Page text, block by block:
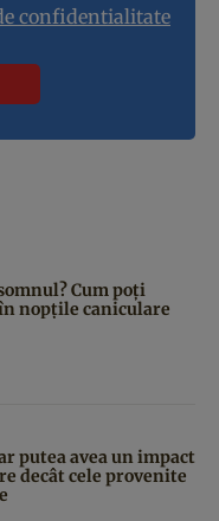
confidentialitate
Cum poți
nopțile caniculare
putea avea un impact
decât cele provenite